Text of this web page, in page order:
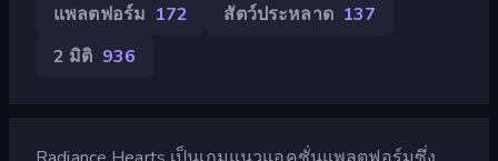
แพลตฟอร์ม 172 สัตว์ประหลาด 137
2 มิติ 936